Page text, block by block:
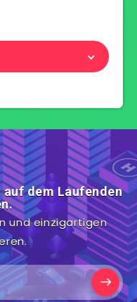
auf dem Laufenden
und einzigartigen